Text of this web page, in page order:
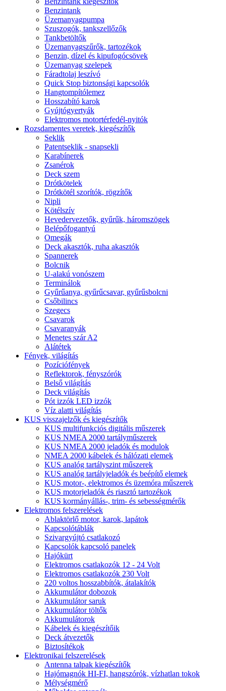
Benzintank
Üzemanyagpumpa
Szuszogók, tankszellőzők
Tankbetöltők
Üzemanyagszűrők, tartozékok
Benzin, dízel és kipufogócsövek
Üzemanyag szelepek
Fáradtolaj leszívó
Quick Stop biztonsági kapcsolók
Hangtompítólemez
Hosszabító karok
Gyújtógyertyák
Elektromos motortérfedél-nyitók
Rozsdamentes veretek, kiegészítők
Seklik
Patentseklik - snapsekli
Karabínerek
Zsanérok
Deck szem
Drótkötelek
Drótkötél szorítók, rögzítők
Nipli
Kötélszív
Hevedervezetők, gyűrűk, háromszögek
Belépőfogantyú
Omegák
Deck akasztók, ruha akasztók
Spannerek
Bolcnik
U-alakú vonószem
Terminálok
Gyűrűanya, gyűrűcsavar, gyűrűsbolcni
Csőbilincs
Szegecs
Csavarok
Csavaranyák
Menetes szár A2
Alátétek
Fények, világítás
Pozíciófények
Reflektorok, fényszórók
Belső világítás
Deck világítás
Pót izzók LED izzók
Víz alatti világítás
KUS visszajelzők és kiegészítők
KUS multifunkciós digitális műszerek
KUS NMEA 2000 tartályműszerek
KUS NMEA 2000 jeladók és modulok
NMEA 2000 kábelek és hálózati elemek
KUS analóg tartályszint műszerek
KUS analóg tartályjeladók és beépítő elemek
KUS motor-, elektromos és üzemóra műszerek
KUS motorjeladók és riasztó tartozékok
KUS kormányállás-, trim- és sebességmérők
Elektromos felszerelések
Ablaktörlő motor, karok, lapátok
Kapcsolótáblák
Szivargyújtó csatlakozó
Kapcsolók kapcsoló panelek
Hajókürt
Elektromos csatlakozók 12 - 24 Volt
Elektromos csatlakozók 230 Volt
220 voltos hosszabbítók, átalakítók
Akkumulátor dobozok
Akkumulátor saruk
Akkumulátor töltők
Akkumulátorok
Kábelek és kiegészítőik
Deck átvezetők
Biztosítékok
Elektronikai felszerelések
Antenna talpak kiegészítők
Hajómagnók HI-FI, hangszórók, vízhatlan tokok
Mélységmérő